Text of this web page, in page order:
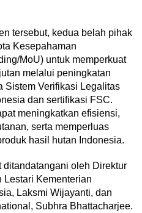
tersebut, kedua belah pihak
Kesepahaman
MoU) untuk memperkuat
melalui peningkatan
Sistem Verifikasi Legalitas
dan sertifikasi FSC.
meningkatkan efisiensi,
serta memperluas
hasil hutan Indonesia.
ditandatangani oleh Direktur
Kementerian
Laksmi Wijayanti, dan
Subhra Bhattacharjee.